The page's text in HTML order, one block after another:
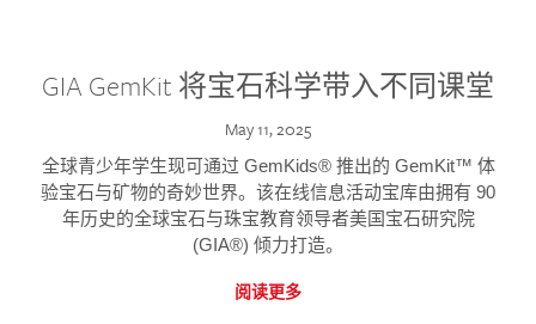
GIA GemKit 将宝石科学带入不同课堂
May 11, 2025
全球青少年学生现可通过 GemKids® 推出的 GemKit™ 体
验宝石与矿物的奇妙世界。该在线信息活动宝库由拥有 90
年历史的全球宝石与珠宝教育领导者美国宝石研究院
(GIA®) 倾力打造。
阅读更多